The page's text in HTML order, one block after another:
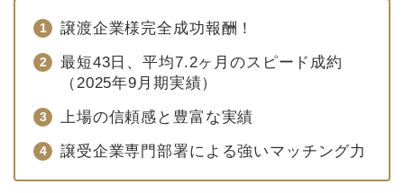
譲渡企業様完全成功報酬！
最短43日、平均7.2ヶ月のスピード成約
（2025年9月期実績）
上場の信頼感と豊富な実績
譲受企業専門部署による強いマッチング力